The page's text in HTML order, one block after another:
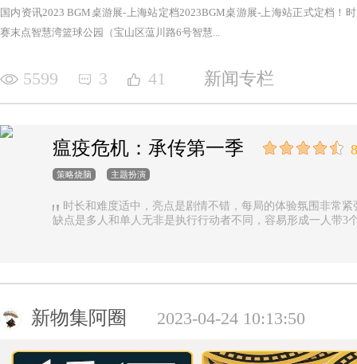
国内资讯2023 BGM桌游展-上海站定档2023BGM桌游展-上海站正式定档！
赛末点智慧湾篮球公园（宝山区蕰川路6号智慧...
5599 3 41 新闻专栏
瘟疫危机：承传第一季
策略烧脑 主题扮演
时长和难度适中，亮点是剧情不错，每局的体验氛围非常
缺点是多人和单人无非是执行行动者不同，容易形成一人带3
新物集阿圈 2023-04-24 10:13:50